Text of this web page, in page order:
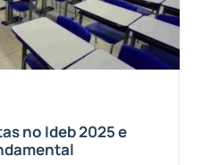
no Ideb 2025 e